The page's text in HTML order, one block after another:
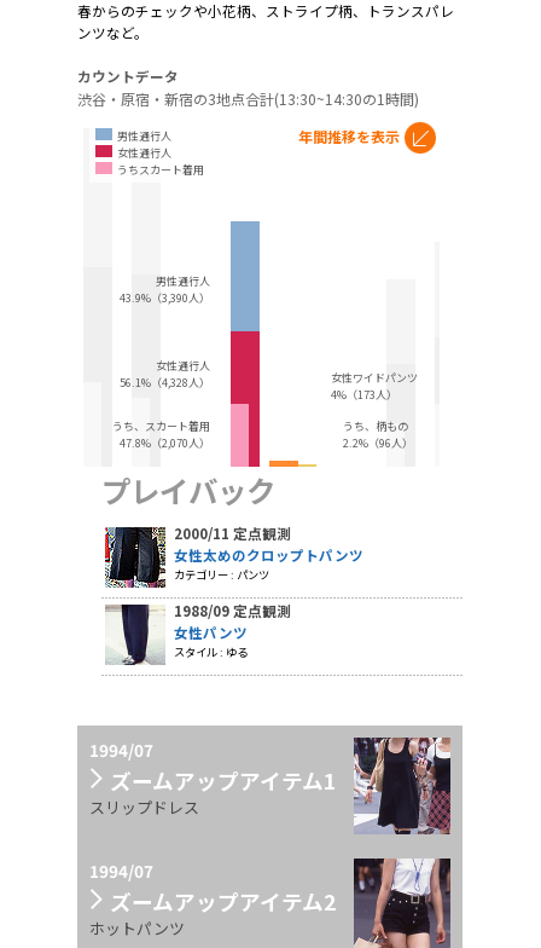
春からのチェックや小花柄、ストライプ柄、トランスパレ
ンツなど。
カウントデータ
渋谷・原宿・新宿の3地点合計(13:30~14:30の1時間)
男性通行人
女性通行人
うちスカート着用
年間推移を表示
男性通行人
43.9%（3,390人）
女性通行人
56.1%（4,328人）
うち、スカート着用
47.8%（2,070人）
女性ワイドパンツ
4%（173人）
うち、柄もの
2.2%（96人）
プレイバック
2000/11 定点観測
女性太めのクロップトパンツ
カテゴリー : パンツ
1988/09 定点観測
女性パンツ
スタイル : ゆる
1994/07
ズームアップアイテム1
スリップドレス
1994/07
ズームアップアイテム2
ホットパンツ